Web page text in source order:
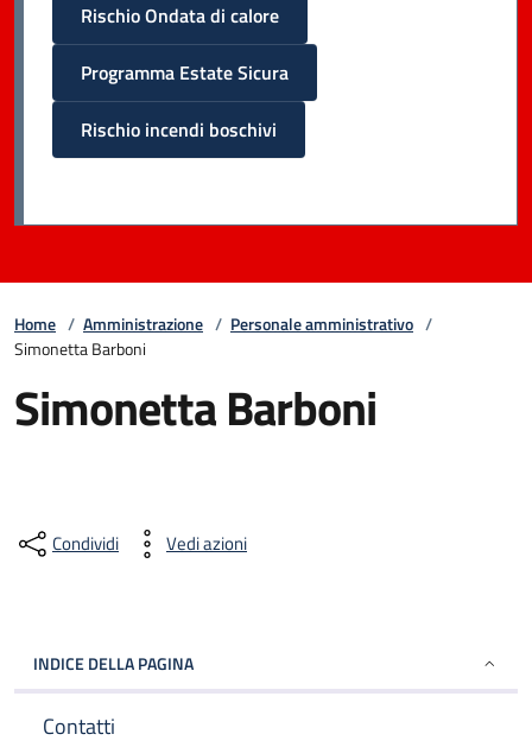
Rischio Ondata di calore
Programma Estate Sicura
Rischio incendi boschivi
Home / Amministrazione / Personale amministrativo /
Simonetta Barboni
Simonetta Barboni
Condividi Vedi azioni
INDICE DELLA PAGINA
Contatti